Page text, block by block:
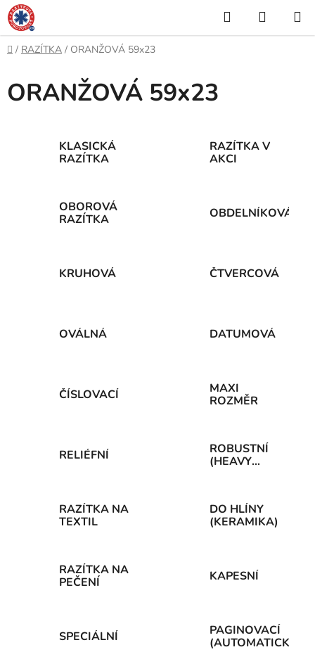
Přejít
na
obsah
Hledat
KOŠÍK
Domů
/ RAZÍTKA / ORANŽOVÁ 59x23
ORANŽOVÁ 59x23
KLASICKÁ
RAZÍTKA
RAZÍTKA V
AKCI
OBOROVÁ
RAZÍTKA
OBDELNÍKOVÁ
KRUHOVÁ ČTVERCOVÁ
OVÁLNÁ DATUMOVÁ
ČÍSLOVACÍ
MAXI
ROZMĚR
RELIÉFNÍ
ROBUSTNÍ
(HEAVY
RAZÍTKA NA
TEXTIL
DO HLÍNY
(KERAMIKA)
RAZÍTKA NA
PEČENÍ
KAPESNÍ
SPECIÁLNÍ
PAGINOVACÍ
(AUTOMATICKÁ)